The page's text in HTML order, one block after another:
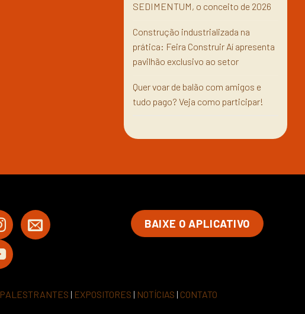
SEDIMENTUM, o conceito de 2026
Construção industrializada na
prática: Feira Construir Aí apresenta
pavilhão exclusivo ao setor
Quer voar de balão com amigos e
tudo pago? Veja como participar!
BAIXE O APLICATIVO
PALESTRANTES | EXPOSITORES | NOTÍCIAS | CONTATO